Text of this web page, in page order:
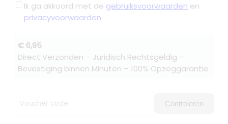
Ik ga akkoord met de gebruiksvoorwaarden en
privacyvoorwaarden
€ 6,95
Direct Verzonden – Juridisch Rechtsgeldig –
Bevestiging binnen Minuten – 100% Opzeggarantie
Voucher code Controleren